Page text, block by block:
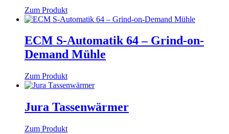
Zum Produkt
ECM S-Automatik 64 – Grind-on-
Demand Mühle
Zum Produkt
Jura Tassenwärmer
Zum Produkt